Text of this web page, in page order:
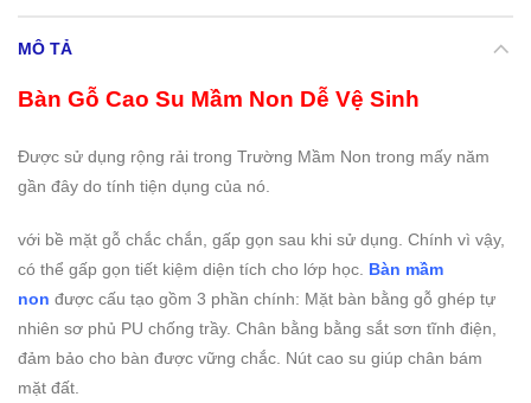
MÔ TẢ
Bàn Gỗ Cao Su Mầm Non Dễ Vệ Sinh
Được sử dụng rộng rải trong Trường Mầm Non trong mấy năm
gần đây do tính tiện dụng của nó.
với bề mặt gỗ chắc chắn, gấp gọn sau khi sử dụng. Chính vì vậy,
có thể gấp gọn tiết kiệm diện tích cho lớp học. Bàn mầm
non được cấu tạo gồm 3 phần chính: Mặt bàn bằng gỗ ghép tự
nhiên sơ phủ PU chống trầy. Chân bằng bằng sắt sơn tĩnh điện,
đảm bảo cho bàn được vững chắc. Nút cao su giúp chân bám
mặt đất.